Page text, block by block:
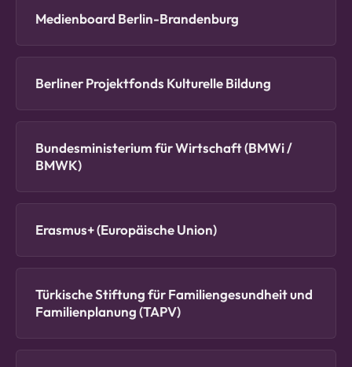
Medienboard Berlin-Brandenburg
Berliner Projektfonds Kulturelle Bildung
Bundesministerium für Wirtschaft (BMWi /
BMWK)
Erasmus+ (Europäische Union)
Türkische Stiftung für Familiengesundheit und
Familienplanung (TAPV)